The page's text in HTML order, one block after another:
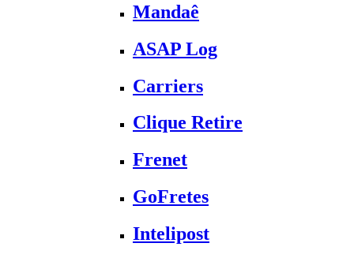
Mandaê
ASAP Log
Carriers
Clique Retire
Frenet
GoFretes
Intelipost